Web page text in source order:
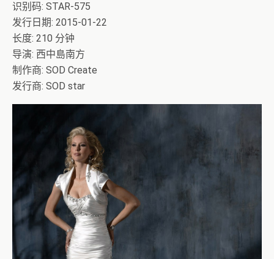
识别码: STAR-575
发行日期: 2015-01-22
长度: 210 分钟
导演: 西中島南方
制作商: SOD Create
发行商: SOD star